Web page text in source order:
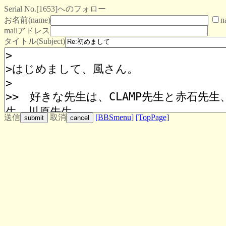
Serial No.[1653]へのフォロー
お名前(name)
mailアドレス
タイトル(Subject)
送信 取消 [BBSmenu] [TopPage]